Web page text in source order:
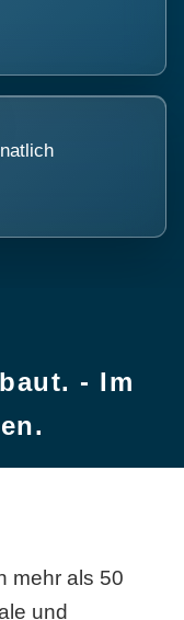
- Im
mehr als 50
und